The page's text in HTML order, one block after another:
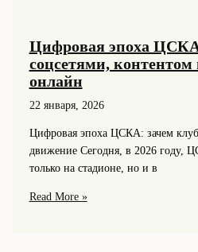
Цифровая эпоха
соцсетями,
онлайн
22 января, 2026
Цифровая эпоха ЦСКА: зачем
движение Сегодня, в 2026 году,
только на стадионе, но и в
Цифровая
Read More »